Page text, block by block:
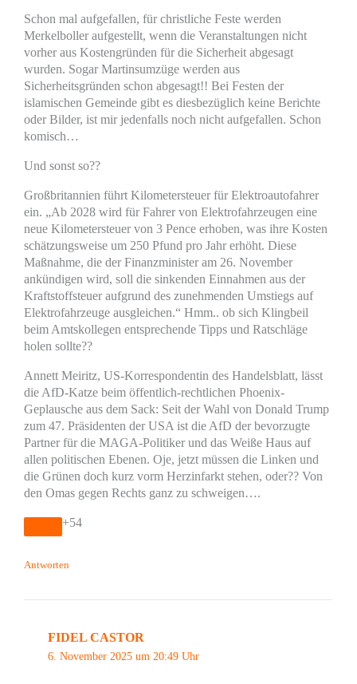
Schon mal aufgefallen, für christliche Feste werden
Merkelboller aufgestellt, wenn die Veranstaltungen nicht
vorher aus Kostengründen für die Sicherheit abgesagt
wurden. Sogar Martinsumzüge werden aus
Sicherheitsgründen schon abgesagt!! Bei Festen der
islamischen Gemeinde gibt es diesbezüglich keine Berichte
oder Bilder, ist mir jedenfalls noch nicht aufgefallen. Schon
komisch…
Und sonst so??
Großbritannien führt Kilometersteuer für Elektroautofahrer
ein. „Ab 2028 wird für Fahrer von Elektrofahrzeugen eine
neue Kilometersteuer von 3 Pence erhoben, was ihre Kosten
schätzungsweise um 250 Pfund pro Jahr erhöht. Diese
Maßnahme, die der Finanzminister am 26. November
ankündigen wird, soll die sinkenden Einnahmen aus der
Kraftstoffsteuer aufgrund des zunehmenden Umstiegs auf
Elektrofahrzeuge ausgleichen.“ Hmm.. ob sich Klingbeil
beim Amtskollegen entsprechende Tipps und Ratschläge
holen sollte??
Annett Meiritz, US-Korrespondentin des Handelsblatt, lässt
die AfD-Katze beim öffentlich-rechtlichen Phoenix-
Geplausche aus dem Sack: Seit der Wahl von Donald Trump
zum 47. Präsidenten der USA ist die AfD der bevorzugte
Partner für die MAGA-Politiker und das Weiße Haus auf
allen politischen Ebenen. Oje, jetzt müssen die Linken und
die Grünen doch kurz vorm Herzinfarkt stehen, oder?? Von
den Omas gegen Rechts ganz zu schweigen….
+54
Antworten
FIDEL CASTOR
6. November 2025 um 20:49 Uhr